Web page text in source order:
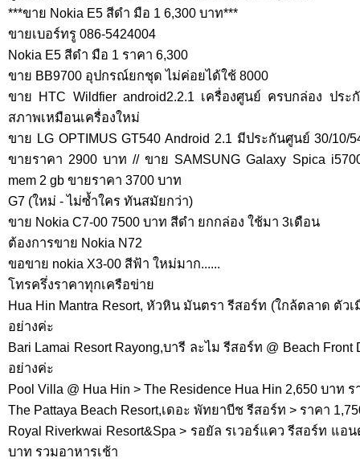
***ขาย Nokia E5 สีดำ มือ 1 6,300 บาท***
ขายเบอร์ทรู 086-5424004
Nokia E5 สีดำ มือ 1 ราคา 6,300
ขาย BB9700 อุปกรณ์ยกชุด ไม่ค่อยได้ใช้ 8000
ขาย HTC Wildfier android2.2.1 เครื่องศูนย์ ครบกล่อง ประ
สภาพเหมือนเครื่องใหม่
ขาย LG OPTIMUS GT540 Android 2.1 มีประกันศูนย์ 30/
ขายราคา 2900 บาท // ขาย SAMSUNG Galaxy Spica
mem 2 gb ขายราคา 3700 บาท
G7 (ใหม่ - ไม่ซ้ำใคร ทันสมัยกว่า)
ขาย Nokia C7-00 7500 บาท สีดำ ยกกล่อง ใช้มา 3เดือน
ต้องการขาย Nokia N72
ขอขาย nokia X3-00 สีฟ้า ใหม่มาก......
โทรครึ่งราคาทุกเครือข่าย
Hua Hin Mantra Resort, หัวหิน มันตรา รีสอร์ท (ใกล้ตลาด ตัว
อย่างค่ะ
Bari Lamai Resort Rayong,บารี ละไม รีสอร์ท @ Beach
อย่างค่ะ
Pool Villa @ Hua Hin > The Residence Hua Hin 2,650 บาท
The Pattaya Beach Resort,เดอะ พัทยาบีช รีสอร์ท > ราคา
Royal Riverkwai Resort&Spa > รอยัล รเวอร์แคว รีสอร์ท แอ
บาท รวมอาหารเช้า